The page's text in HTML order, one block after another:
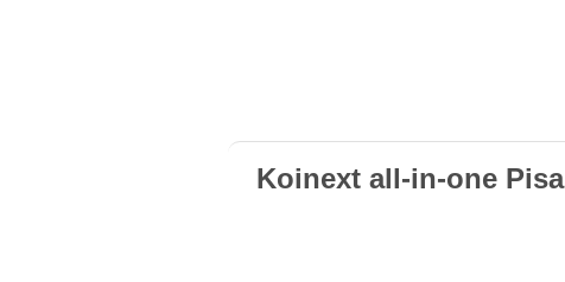
Koinext all-in-one Pisa